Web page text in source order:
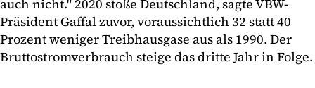
auch nicht." 2020 stoße Deutschland, sagte VBW-
Präsident Gaffal zuvor, voraussichtlich 32 statt 40
Prozent weniger Treibhausgase aus als 1990. Der
Bruttostromverbrauch steige das dritte Jahr in Folge.